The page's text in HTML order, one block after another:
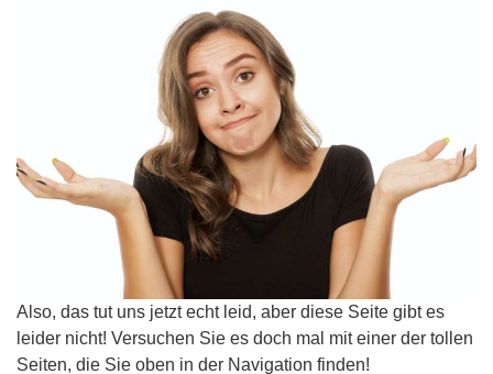
Also, das tut uns jetzt echt leid, aber diese Seite gibt es
leider nicht! Versuchen Sie es doch mal mit einer der tollen
Seiten, die Sie oben in der Navigation finden!